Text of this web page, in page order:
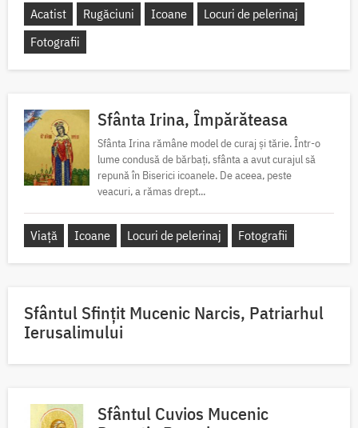
Acatist Rugăciuni Icoane
Locuri de pelerinaj
Fotografii
Sfânta Irina, Împărăteasa
Sfânta Irina rămâne model de curaj și tărie. Într-o
lume condusă de bărbați, sfânta a avut curajul să
repună în Biserici icoanele. De aceea, peste
veacuri, a rămas drept...
Viață Icoane Locuri de pelerinaj Fotografii
Sfântul Sfinţit Mucenic Narcis, Patriarhul
Ierusalimului
Sfântul Cuvios Mucenic